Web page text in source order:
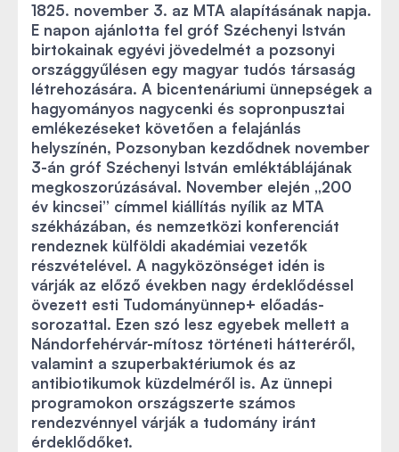
1825. november 3. az MTA alapításának napja.
E napon ajánlotta fel gróf Széchenyi István
birtokainak egyévi jövedelmét a pozsonyi
országgyűlésen egy magyar tudós társaság
létrehozására. A bicentenáriumi ünnepségek a
hagyományos nagycenki és sopronpusztai
emlékezéseket követően a felajánlás
helyszínén, Pozsonyban kezdődnek november
3-án gróf Széchenyi István emléktáblájának
megkoszorúzásával. November elején „200
év kincsei” címmel kiállítás nyílik az MTA
székházában, és nemzetközi konferenciát
rendeznek külföldi akadémiai vezetők
részvételével. A nagyközönséget idén is
várják az előző években nagy érdeklődéssel
övezett esti Tudományünnep+ előadás-
sorozattal. Ezen szó lesz egyebek mellett a
Nándorfehérvár-mítosz történeti hátteréről,
valamint a szuperbaktériumok és az
antibiotikumok küzdelméről is. Az ünnepi
programokon országszerte számos
rendezvénnyel várják a tudomány iránt
érdeklődőket.